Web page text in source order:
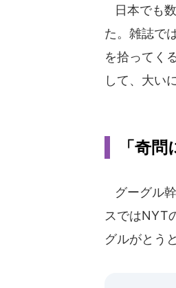
日本でも
た。雑誌で
を拾ってく
して、大い
「奇
グーグル
スではNYT
グルがとう